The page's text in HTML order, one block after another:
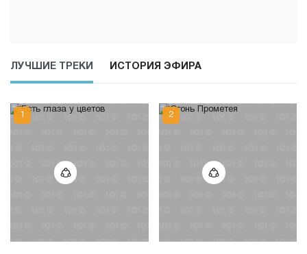
ЛУЧШИЕ ТРЕКИ ИСТОРИЯ ЭФИРА